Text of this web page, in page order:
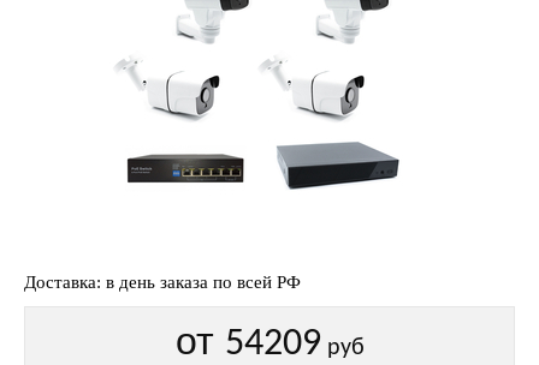
Доставка: в день заказа по всей РФ
от 54209 руб